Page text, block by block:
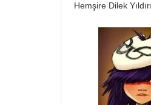
Hemşire Dilek